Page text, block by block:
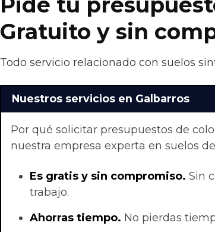
Gratuito y sin
Todo servicio relacionado con suelos
Nuestros servicios en Galbarros
Por qué solicitar presupuestos de
nuestra empresa experta en suelos
Es gratis y sin compromiso. Sin
trabajo.
Ahorras tiempo. No pierdas